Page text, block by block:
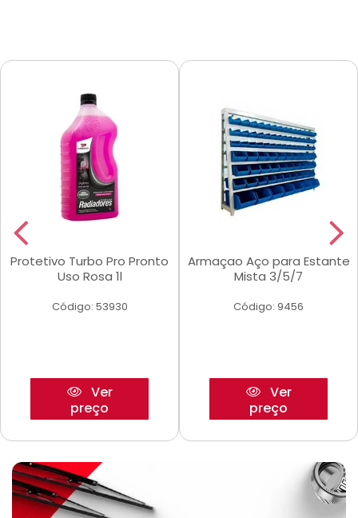
Protetivo Turbo Pro Pronto
Uso Rosa 1l
Código: 53930
Ver
preço
Armaçao Aço para Estante
Mista 3/5/7
Código: 9456
Ver
preço